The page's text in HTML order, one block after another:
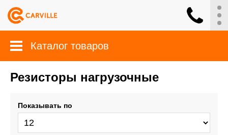
Каталог товаров
Резисторы нагрузочные
Показывать по